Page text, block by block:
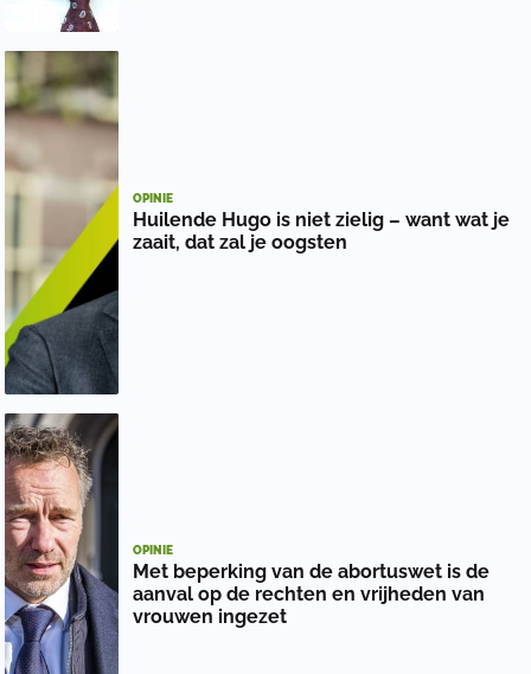
OPINIE
Huilende Hugo is niet zielig – want wat je
zaait, dat zal je oogsten
OPINIE
Met beperking van de abortuswet is de
aanval op de rechten en vrijheden van
vrouwen ingezet